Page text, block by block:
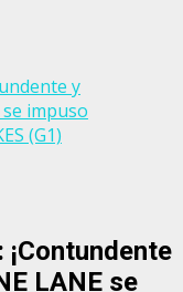
y
se impuso
(G1)
¡Contundente
LANE se